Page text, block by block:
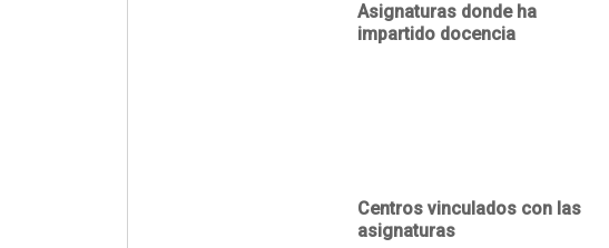
Asignaturas donde ha
impartido docencia
Centros vinculados con las
asignaturas